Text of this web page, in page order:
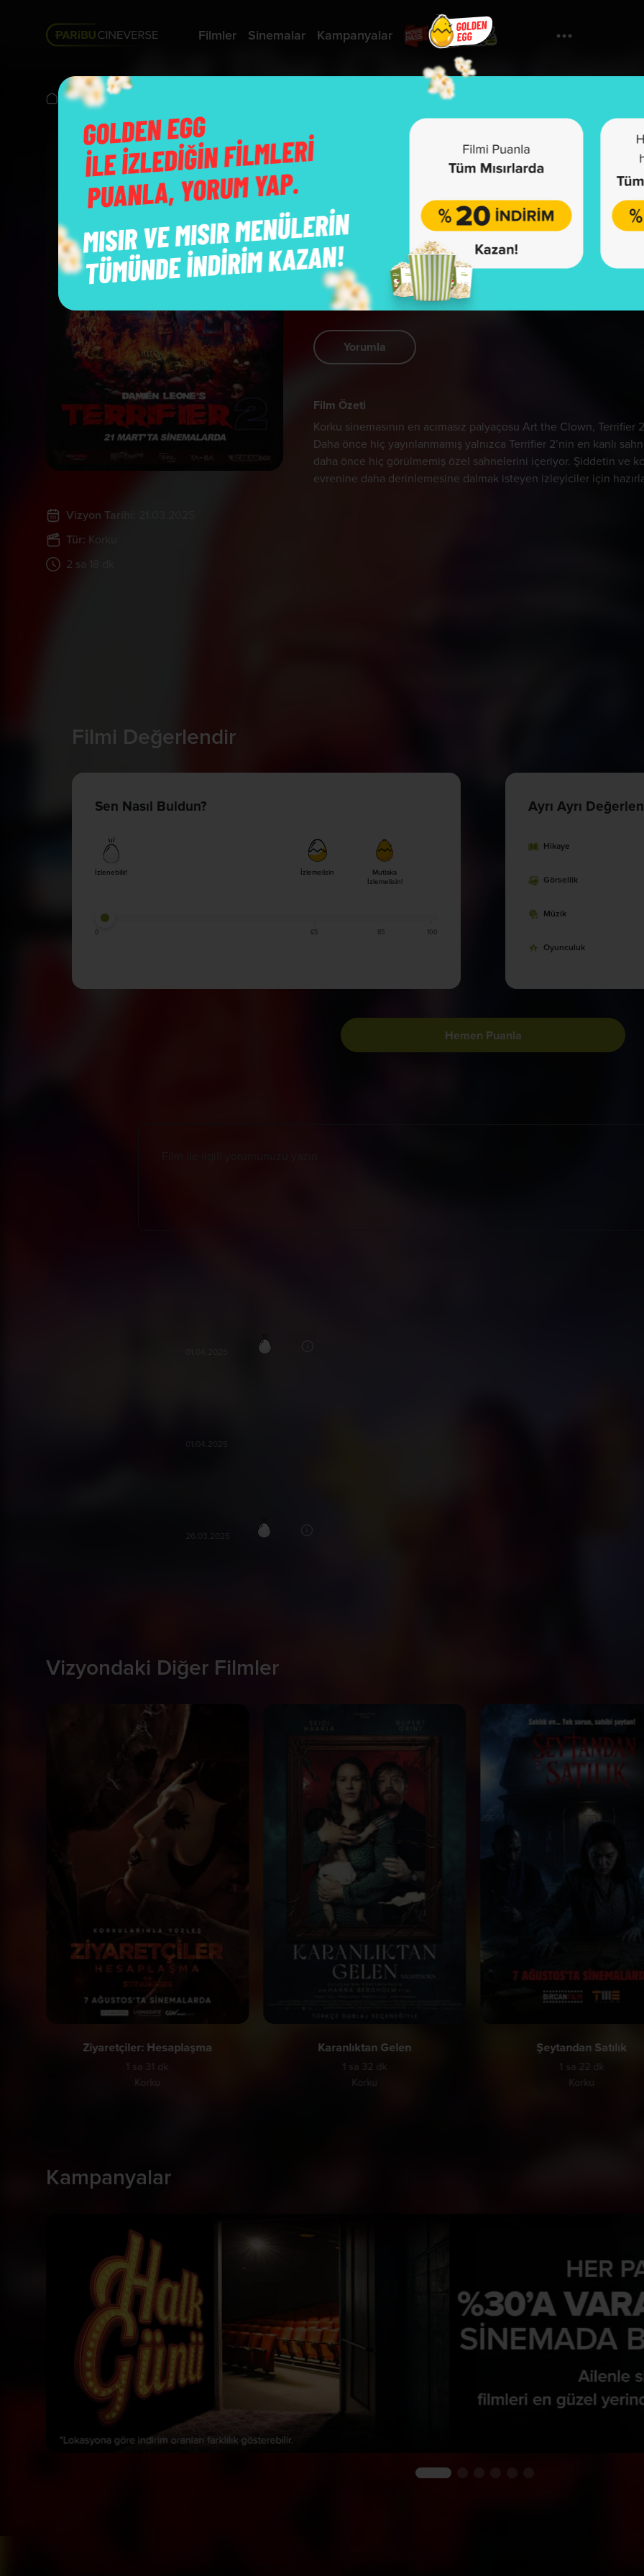
Filmler Sinemalar Kampanyalar
Vizyonda
Vizyon Tarihi:
Tür: Korku
2 sa 18 dk
Terrifier 2: Special Edition
Bu film henüz sınıflandırılmamıştır.
Yönetmen:
Damien Leone
Oyuncular:David Howard Thornton, Elliott Fullam, Lauren LaVera
Yorumla
Film Özeti
Korku sinemasının en acımasız palyaçosu Art the Clown,
Daha önce hiç yayınlanmamış yalnızca Terrifier 2’nin en kanlı
daha önce hiç görülmemiş özel sahnelerini içeriyor. Şiddetin ve
evrenine daha derinlemesine dalmak isteyen izleyiciler için
Filmi Değerlendir
Sen Nasıl Buldun?
İzlenebilir! İzlemelisin
Mutlaka
İzlemelisin!
0 65 85 100
Ayrı Ayrı
Hikaye
Görsellik
Müzik
Oyunculuk
Hemen Puanla
01.04.2025
26.03.2025
Vizyondaki Diğer Filmler
Ziyaretçiler: Hesaplaşma
1 sa 31 dk
Korku
Karanlıktan Gelen
1 sa 32 dk
Korku
Şeytandan Satılık
1 sa 22 dk
Korku
Kampanyalar